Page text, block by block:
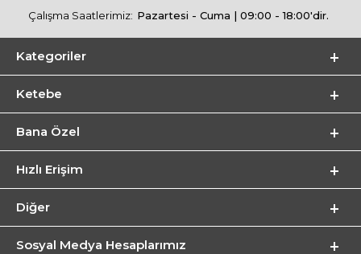
Çalışma Saatlerimiz: Pazartesi - Cuma | 09:00 - 18:00'dir.
Kategoriler
Ketebe
Bana Özel
Hızlı Erişim
Diğer
Sosyal Medya Hesaplarımız